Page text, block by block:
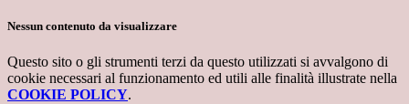
Nessun contenuto da visualizzare
Questo sito o gli strumenti terzi da questo utilizzati si avvalgono di
cookie necessari al funzionamento ed utili alle finalità illustrate nella
COOKIE POLICY.